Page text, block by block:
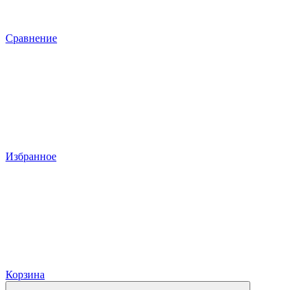
Сравнение
Избранное
Корзина